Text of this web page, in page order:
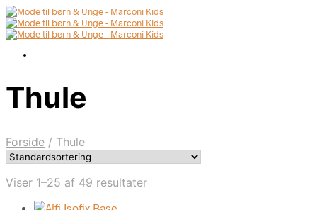
Thule
Forside / Thule
Viser 1–25 af 49 resultater